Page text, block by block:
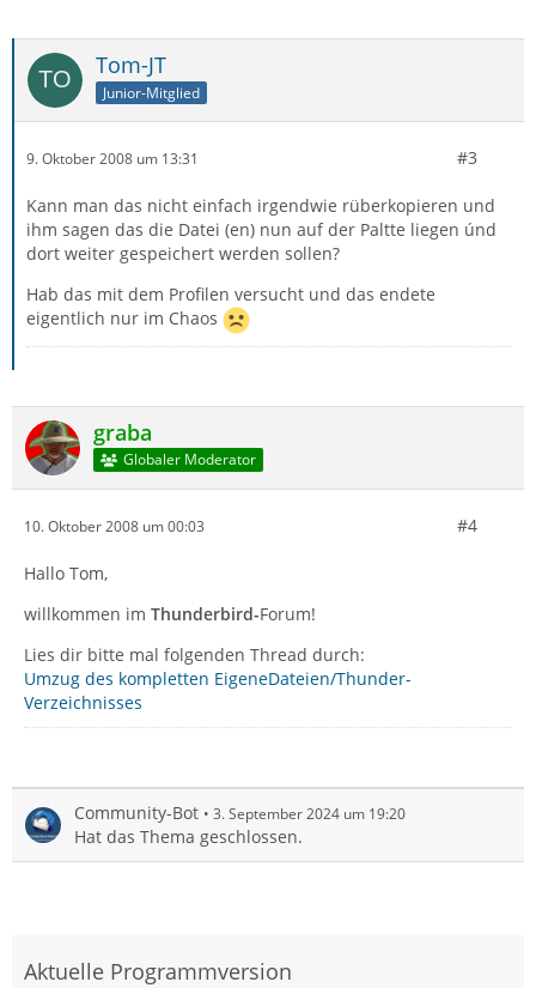
Tom-JT
Junior-Mitglied
9. Oktober 2008 um 13:31 #3
Kann man das nicht einfach irgendwie rüberkopieren und
ihm sagen das die Datei (en) nun auf der Paltte liegen únd
dort weiter gespeichert werden sollen?
Hab das mit dem Profilen versucht und das endete
eigentlich nur im Chaos
graba
Globaler Moderator
10. Oktober 2008 um 00:03 #4
Hallo Tom,
willkommen im Thunderbird-Forum!
Lies dir bitte mal folgenden Thread durch:
Umzug des kompletten EigeneDateien/Thunder-
Verzeichnisses
Community-Bot 3. September 2024 um 19:20
Hat das Thema geschlossen.
Aktuelle Programmversion